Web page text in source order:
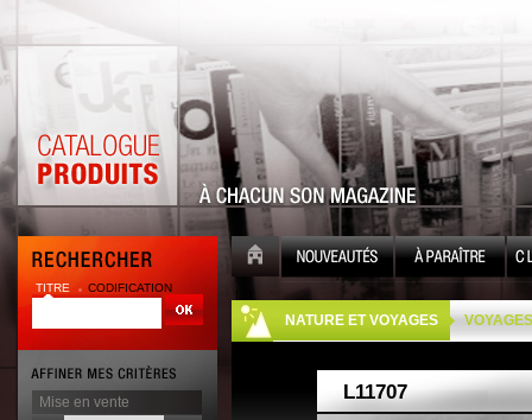
TITRE CODIFICATION
Mise en vente
NATURE ET VOYAGES VOYAGES